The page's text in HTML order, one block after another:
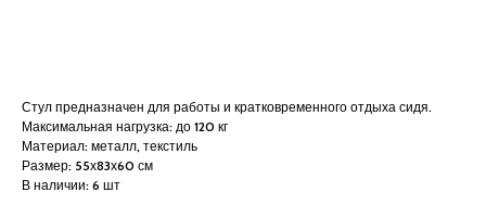
Стул предназначен для работы и кратковременного отдыха сидя.
Максимальная нагрузка: до 120 кг
Материал: металл, текстиль
Размер: 55х83х60 см
В наличии: 6 шт